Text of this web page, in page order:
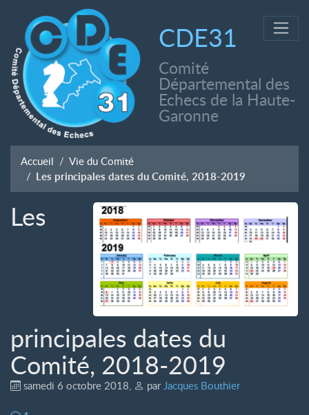
CDE31
Comité
Départemental des
Echecs de la Haute-
Garonne
Accueil Vie du Comité
Les principales dates du Comité, 2018-2019
Les
principales dates du
Comité, 2018-2019
samedi 6 octobre 2018 par Jacques Bouthier